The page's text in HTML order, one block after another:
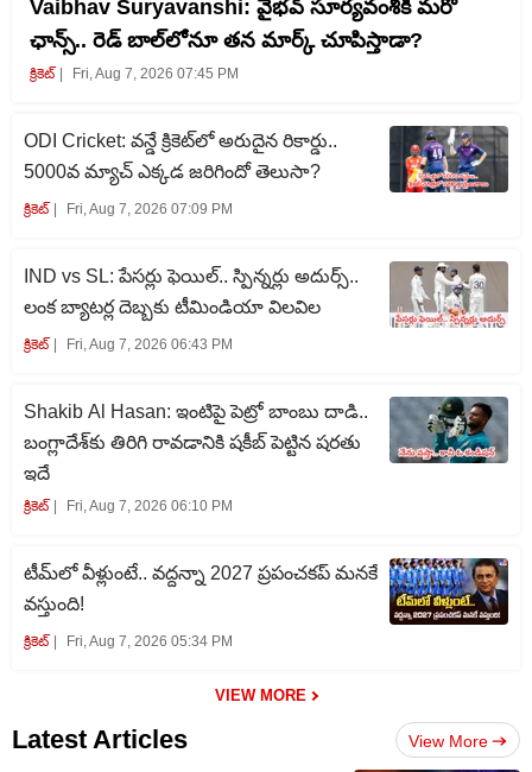
Vaibhav Suryavanshi: వైభవ్ సూర్యవంశీకి మరో
ఛాన్స్.. రెడ్ బాల్‌లోనూ తన మార్క్ చూపిస్తాడా?
క్రికెట్‌ Fri, Aug 7, 2026 07:45 PM
ODI Cricket: వన్డే క్రికెట్‌లో అరుదైన రికార్డు..
5000వ మ్యాచ్ ఎక్కడ జరిగిందో తెలుసా?
క్రికెట్‌ Fri, Aug 7, 2026 07:09 PM
IND vs SL: పేసర్లు ఫెయిల్.. స్పిన్నర్లు అదుర్స్..
లంక బ్యాటర్ల దెబ్బకు టీమిండియా విలవిల
క్రికెట్‌ Fri, Aug 7, 2026 06:43 PM
Shakib Al Hasan: ఇంటిపై పెట్రో బాంబు దాడి..
బంగ్లాదేశ్‌కు తిరిగి రావడానికి షకీబ్ పెట్టిన షరతు
ఇదే
క్రికెట్‌ Fri, Aug 7, 2026 06:10 PM
టీమ్‌లో వీళ్లుంటే.. వద్దన్నా 2027 ప్రపంచకప్‌ మనకే
వస్తుంది!
క్రికెట్‌ Fri, Aug 7, 2026 05:34 PM
VIEW MORE
Latest Articles View More